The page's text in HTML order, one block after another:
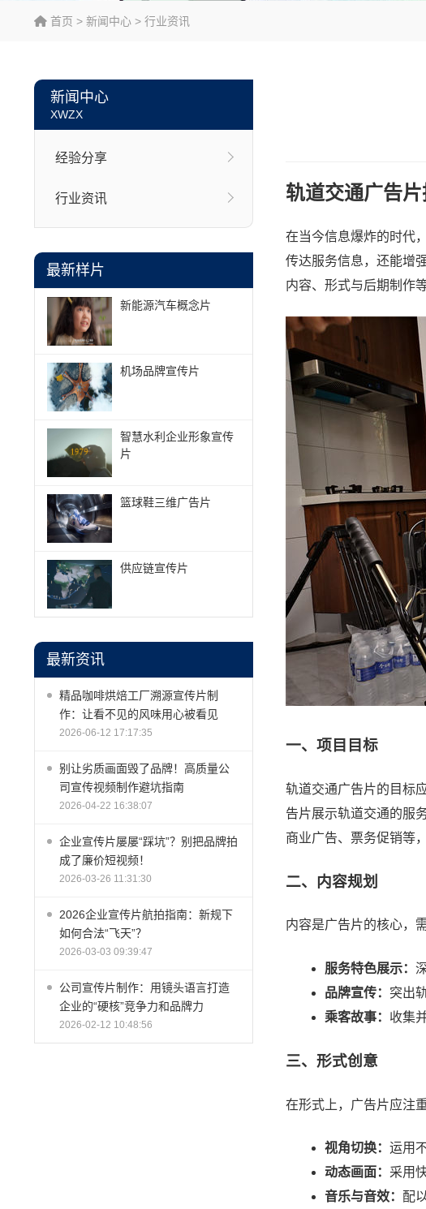
首页 > 新闻中心 > 行业资讯
新闻中心
XWZX
经验分享
行业资讯
最新样片
新能源汽车概念片
机场品牌宣传片
智慧水利企业形象宣传
片
篮球鞋三维广告片
供应链宣传片
最新资讯
精品咖啡烘焙工厂溯源宣传片制
作：让看不见的风味用心被看见
2026-06-12 17:17:35
别让劣质画面毁了品牌！高质量公
司宣传视频制作避坑指南
2026-04-22 16:38:07
企业宣传片屡屡“踩坑”？别把品牌拍
成了廉价短视频！
2026-03-26 11:31:30
2026企业宣传片航拍指南：新规下
如何合法“飞天”？
2026-03-03 09:39:47
公司宣传片制作：用镜头语言打造
企业的“硬核”竞争力和品牌力
2026-02-12 10:48:56
轨道交通广告
在当今信息爆炸的时代
传达服务信息，还能增
内容、形式与后期制作
一、项目目标
轨道交通广告片的目标
告片展示轨道交通的服
商业广告、票务促销等
二、内容规划
内容是广告片的核心，
服务特色展示：
品牌宣传： 突出
乘客故事： 收集
三、形式创意
在形式上，广告片应注
视角切换： 运用
动态画面： 采用
音乐与音效： 配